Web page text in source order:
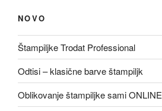
NOVO
Štampiljke Trodat Professional
Odtisi – klasične barve štampiljk
Oblikovanje štampiljke sami ONLINE